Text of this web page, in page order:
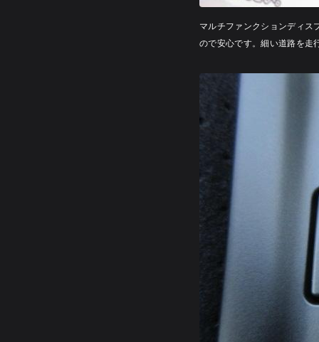
マルチファンクションディス
ので安心です。細い道路を走